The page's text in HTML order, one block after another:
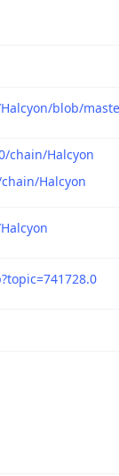
blob/
chain/Halcyon
Halcyon